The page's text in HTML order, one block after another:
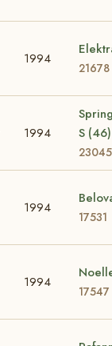
1994
21678
1994
S (46)
23045
1994
17531
1994
17547